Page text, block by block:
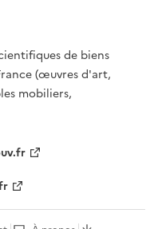
de biens
(œuvres d'art,
mobiliers,